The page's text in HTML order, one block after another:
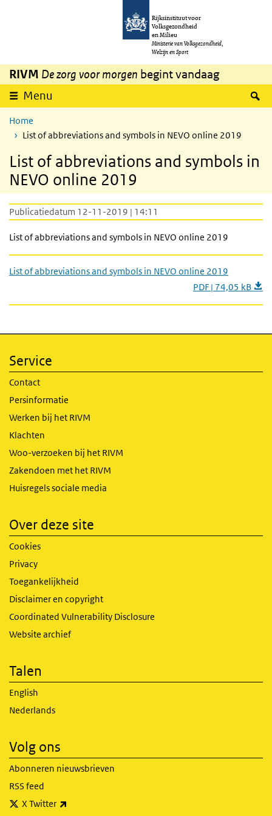
Overslaan en naar de inhoud gaan
Rijksinstituut voor
Volksgezondheid
en Milieu
Ministerie van Volksgezondheid,
Welzijn en Sport
RIVM De zorg voor morgen begint vandaag
Menu
Home
List of abbreviations and symbols in NEVO online 2019
List of abbreviations and symbols in
NEVO online 2019
Publicatiedatum 12-11-2019 | 14:11
List of abbreviations and symbols in NEVO online 2019
List of abbreviations and symbols in NEVO online 2019
PDF | 74,05 kB
Service
Contact
Persinformatie
Werken bij het RIVM
Klachten
Woo-verzoeken bij het RIVM
Zakendoen met het RIVM
Huisregels sociale media
Over deze site
Cookies
Privacy
Toegankelijkheid
Disclaimer en copyright
Coordinated Vulnerability Disclosure
Website archief
Talen
English
Nederlands
Volg ons
Abonneren nieuwsbrieven
RSS feed
X Twitter